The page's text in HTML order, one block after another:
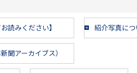
読みください】 紹介写真に
聞アーカイブス）